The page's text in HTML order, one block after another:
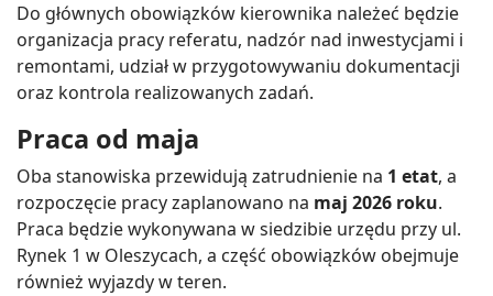
Do głównych obowiązków kierownika należeć będzie
organizacja pracy referatu, nadzór nad inwestycjami i
remontami, udział w przygotowywaniu dokumentacji
oraz kontrola realizowanych zadań.
Praca od maja
Oba stanowiska przewidują zatrudnienie na 1 etat, a
rozpoczęcie pracy zaplanowano na maj 2026 roku.
Praca będzie wykonywana w siedzibie urzędu przy ul.
Rynek 1 w Oleszycach, a część obowiązków obejmuje
również wyjazdy w teren.